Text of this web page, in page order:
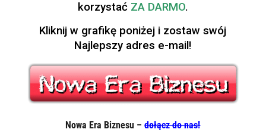
korzystać ZA DARMO.
Kliknij w grafikę poniżej i zostaw swój
Najlepszy adres e-mail!
Nowa Era Biznesu –dołącz do nas!